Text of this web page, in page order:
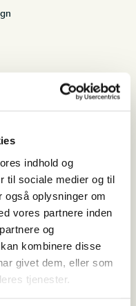
indhold og
til sociale medier og til
også oplysninger om
vores partnere inden
og
kombinere disse
givet dem, eller som
tjenester.